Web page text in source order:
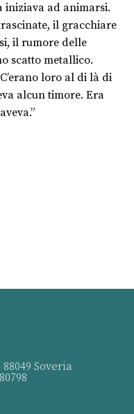
iniziava ad animarsi.
il gracchiare
il rumore delle
scatto metallico.
loro al di là di
alcun timore. Era
Soveria